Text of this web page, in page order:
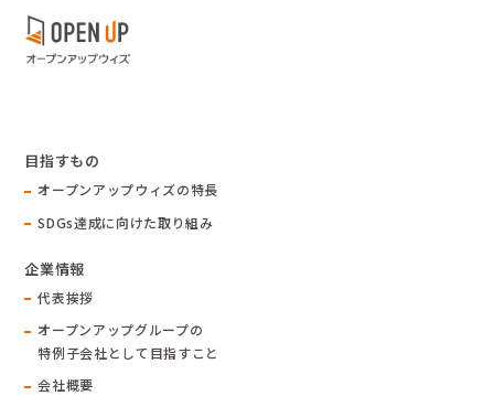
目指すもの
オープンアップウィズの特長
SDGs達成に向けた取り組み
企業情報
代表挨拶
オープンアップグループの
特例子会社として目指すこと
会社概要